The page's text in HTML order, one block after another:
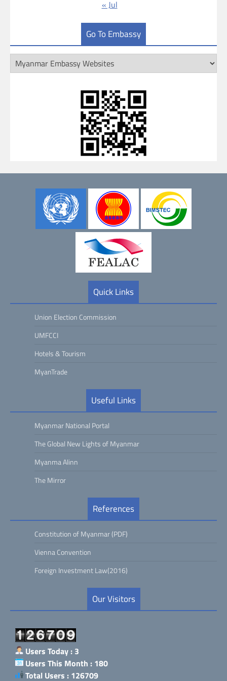
« Jul
Go To Embassy
Quick Links
Union Election Commission
UMFCCI
Hotels & Tourism
MyanTrade
Useful Links
Myanmar National Portal
The Global New Lights of Myanmar
Myanma Alinn
The Mirror
References
Constitution of Myanmar (PDF)
Vienna Convention
Foreign Investment Law(2016)
Our Visitors
Users Today : 3
Users This Month : 180
Total Users : 126709